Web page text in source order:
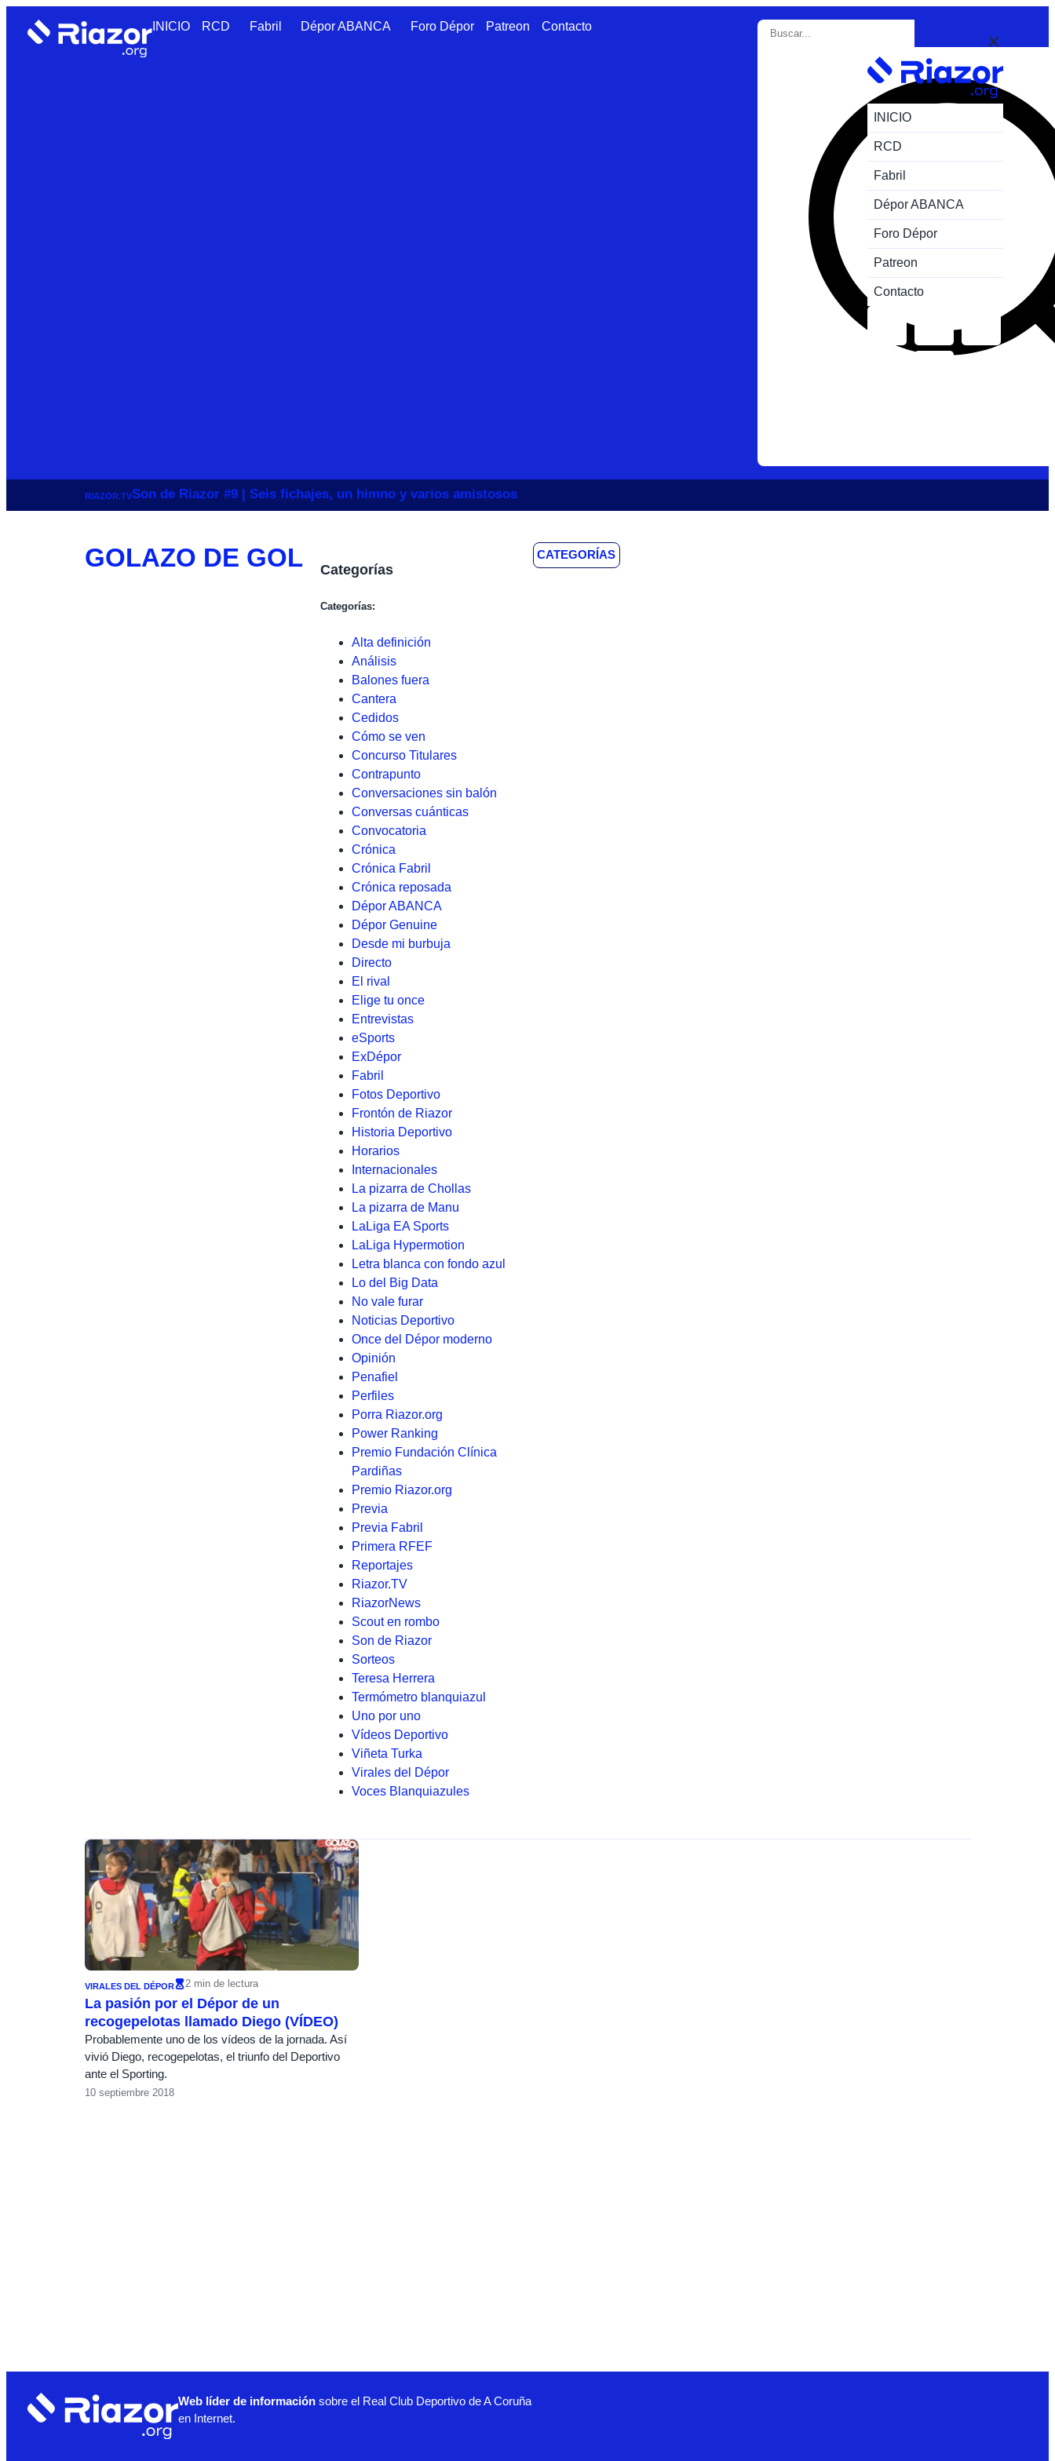
INICIO RCD Fabril Dépor ABANCA Foro Dépor Patreon Contacto
INICIO
RCD
Fabril
Dépor ABANCA
Foro Dépor
Patreon
Contacto
RIAZOR.TVSon de Riazor #9 | Seis fichajes, un himno y varios amistosos
GOLAZO DE GOL Categorías
Categorías:
Alta definición
Análisis
Balones fuera
Cantera
Cedidos
Cómo se ven
Concurso Titulares
Contrapunto
Conversaciones sin balón
Conversas cuánticas
Convocatoria
Crónica
Crónica Fabril
Crónica reposada
Dépor ABANCA
Dépor Genuine
Desde mi burbuja
Directo
El rival
Elige tu once
Entrevistas
eSports
ExDépor
Fabril
Fotos Deportivo
Frontón de Riazor
Historia Deportivo
Horarios
Internacionales
La pizarra de Chollas
La pizarra de Manu
LaLiga EA Sports
LaLiga Hypermotion
Letra blanca con fondo azul
Lo del Big Data
No vale furar
Noticias Deportivo
Once del Dépor moderno
Opinión
Penafiel
Perfiles
Porra Riazor.org
Power Ranking
Premio Fundación Clínica
Pardiñas
Premio Riazor.org
Previa
Previa Fabril
Primera RFEF
Reportajes
Riazor.TV
RiazorNews
Scout en rombo
Son de Riazor
Sorteos
Teresa Herrera
Termómetro blanquiazul
Uno por uno
Vídeos Deportivo
Viñeta Turka
Virales del Dépor
Voces Blanquiazules
CATEGORÍAS
VIRALES DEL DÉPOR 2 min de lectura
La pasión por el Dépor de un
recogepelotas llamado Diego (VÍDEO)
Probablemente uno de los vídeos de la jornada. Así
vivió Diego, recogepelotas, el triunfo del Deportivo
ante el Sporting.
10 septiembre 2018
Web líder de informaciónsobre el Real Club Deportivo de A Coruña
en Internet.